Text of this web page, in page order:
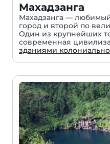
Махадзанга
Махадзанга —
город и второй по
Один из крупнейших
современная
зданиями